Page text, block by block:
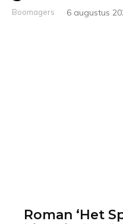
Boomagers 6 augustus
Roman ‘Het